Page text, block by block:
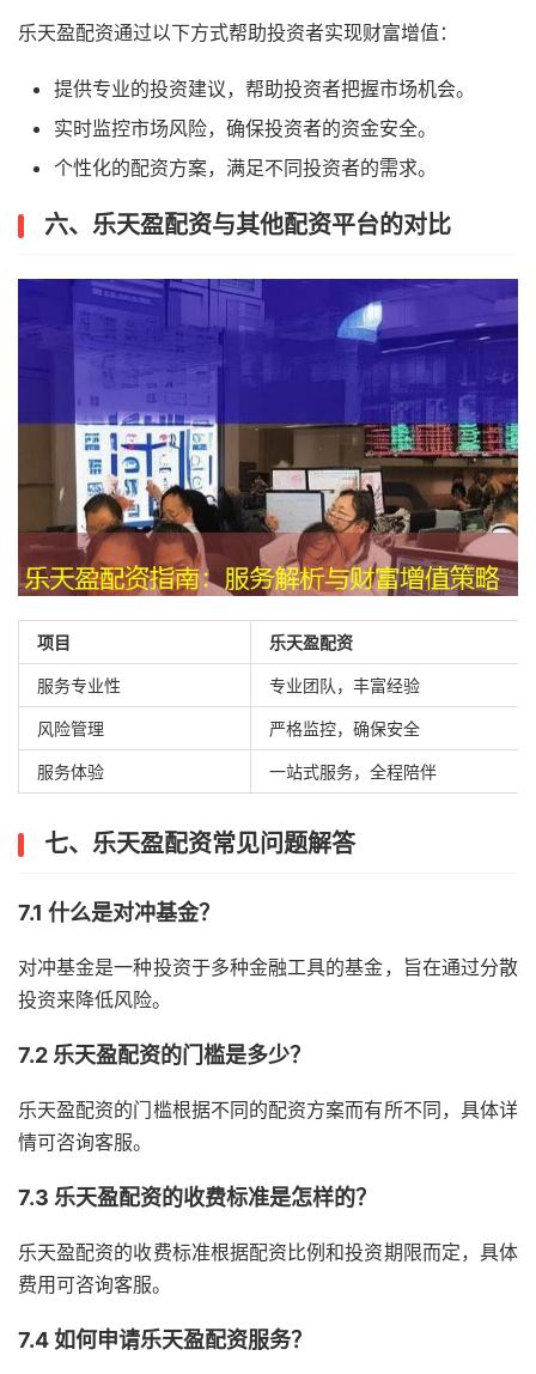
乐天盈配资通过以下方式帮助投资者实现财富增值：
提供专业的投资建议，帮助投资者把握市场机会。
实时监控市场风险，确保投资者的资金安全。
个性化的配资方案，满足不同投资者的需求。
六、乐天盈配资与其他配资平台的对比
项目 乐天盈配资
服务专业性 专业团队，丰富经验
风险管理 严格监控，确保安全
服务体验 一站式服务，全程陪伴
七、乐天盈配资常见问题解答
7.1 什么是对冲基金？
对冲基金是一种投资于多种金融工具的基金，旨在通过分散
投资来降低风险。
7.2 乐天盈配资的门槛是多少？
乐天盈配资的门槛根据不同的配资方案而有所不同，具体详
情可咨询客服。
7.3 乐天盈配资的收费标准是怎样的？
乐天盈配资的收费标准根据配资比例和投资期限而定，具体
费用可咨询客服。
7.4 如何申请乐天盈配资服务？